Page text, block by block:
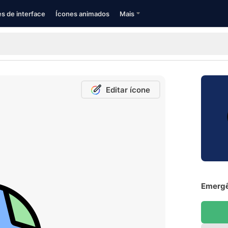
de interface Ícones animados Mais
Editar ícone